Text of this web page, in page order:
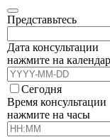
Представьтесь
Дата консультации
нажмите на
Сегодня
Время консультации
нажмите на часы